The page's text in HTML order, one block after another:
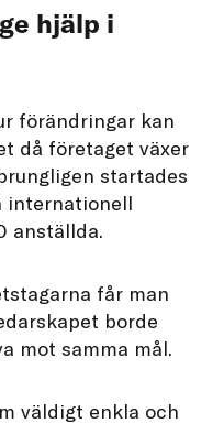
hjälp i
förändringar kan
då företaget växer
startades
internationell
anställda.
får man
borde
mot samma mål.
väldigt enkla och